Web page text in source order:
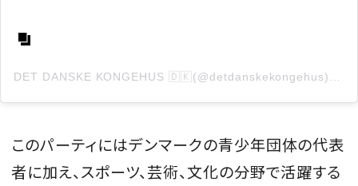
このパーティにはデンマークの青少年団体の代表
者に加え、スポーツ、芸術、文化の分野で活躍する